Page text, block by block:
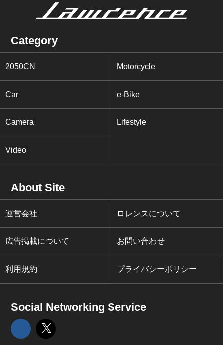
Category
2050CN Motorcycle
Car e-Bike
Camera Lifestyle
Video
About Site
運営会社 ロレンスについて
広告掲載について お問い合わせ
利用規約 プライバシーポリシー
Social Networking Service